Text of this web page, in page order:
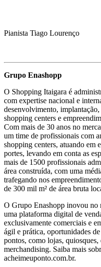
Pianista Tiago Lourenço
Grupo Enashopp
O Shopping Itaigara é
com expertise nacional e
desenvolvimento,
shopping centers e
Com mais de 30 anos no
um time de profissionais com
shopping centers, atuando em
portes, levando em conta as
mais de 1500 profissionais
área construída, com uma
trafegando nos
de 300 mil m² de área bruta
O Grupo Enashopp inovou
uma plataforma digital de
exclusivamente comerciais e
ágil e prática, oportunidades
pontos, como lojas, quiosques,
merchandising. Saiba mais
acheimeuponto.com.br.